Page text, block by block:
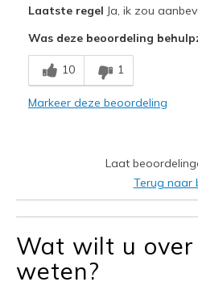
View On Shoes
I'm Into
Laatste regel Ja, ik zou
Was deze beoordeling
10 1
Markeer deze beoordeling
Laat
Terug naar
Wat wilt u
weten?